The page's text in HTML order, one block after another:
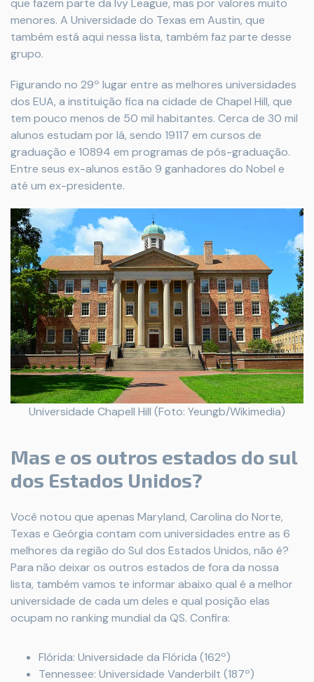
que fazem parte da Ivy League, mas por valores muito
menores. A Universidade do Texas em Austin, que
também está aqui nessa lista, também faz parte desse
grupo.
Figurando no 29º lugar entre as melhores universidades
dos EUA, a instituição fica na cidade de Chapel Hill, que
tem pouco menos de 50 mil habitantes. Cerca de 30 mil
alunos estudam por lá, sendo 19117 em cursos de
graduação e 10894 em programas de pós-graduação.
Entre seus ex-alunos estão 9 ganhadores do Nobel e
até um ex-presidente.
Universidade Chapell Hill (Foto: Yeungb/Wikimedia)
Mas e os outros estados do sul
dos Estados Unidos?
Você notou que apenas Maryland, Carolina do Norte,
Texas e Geórgia contam com universidades entre as 6
melhores da região do Sul dos Estados Unidos, não é?
Para não deixar os outros estados de fora da nossa
lista, também vamos te informar abaixo qual é a melhor
universidade de cada um deles e qual posição elas
ocupam no ranking mundial da QS. Confira:
Flórida: Universidade da Flórida (162º)
Tennessee: Universidade Vanderbilt (187º)